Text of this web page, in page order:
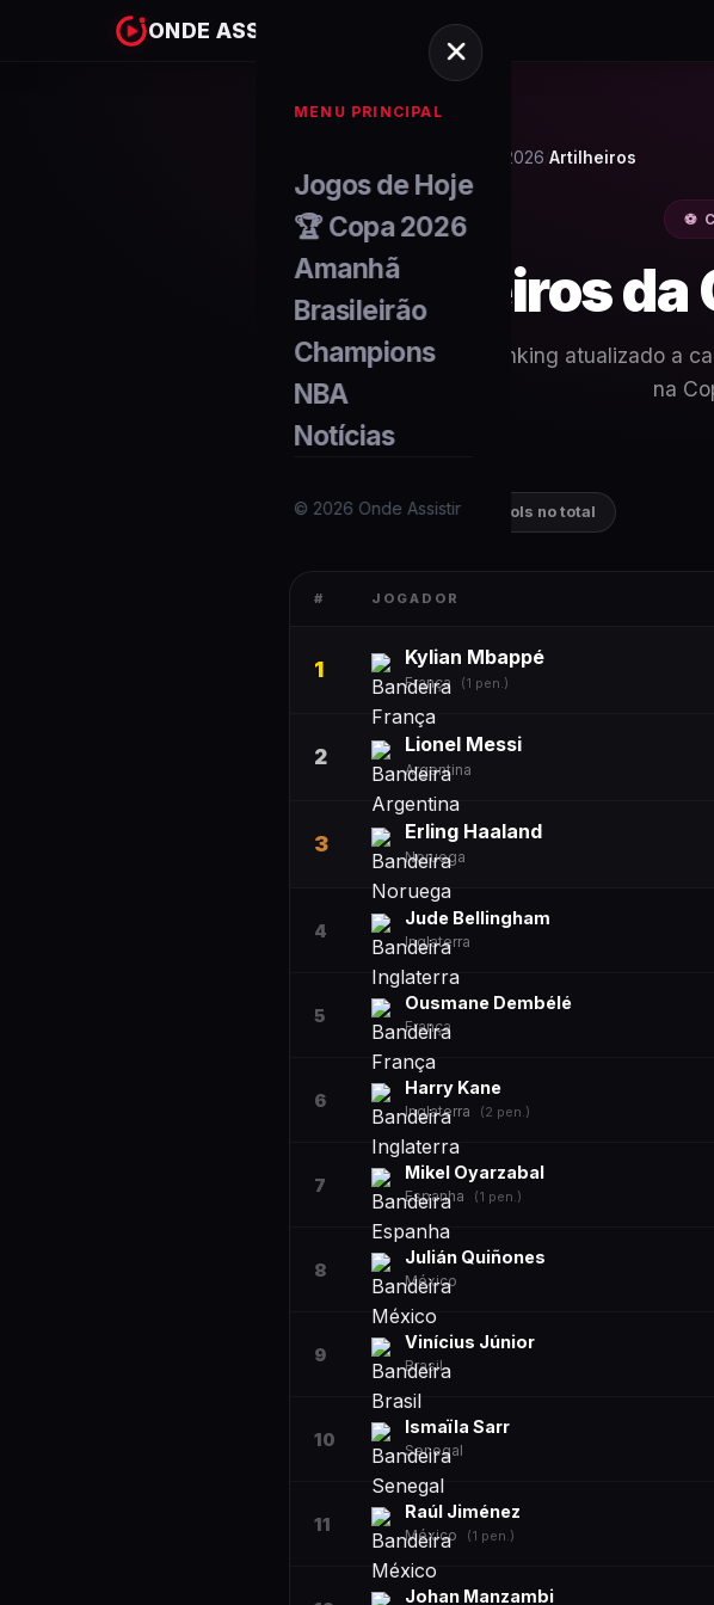
ONDE ASSISTIR
MENU PRINCIPAL
Jogos de Hoje
🏆 Copa 2026
Amanhã
Brasileirão
Champions
NBA
Notícias
© 2026 Onde Assistir
Copa do Mundo 2026 Artilheiros
⚽
Artilheiros da
Ranking atualizado a
na
178artilheiros gols no total
# JOGADOR
1 Kylian Mbappé
França (1 pen.)
2 Lionel Messi
Argentina
3 Erling Haaland
Noruega
4
Jude Bellingham
Inglaterra
5
Ousmane Dembélé
França
6
Harry Kane
Inglaterra (2 pen.)
7
Mikel Oyarzabal
Espanha (1 pen.)
8
Julián Quiñones
México
9
Vinícius Júnior
Brasil
10
Ismaïla Sarr
Senegal
11
Raúl Jiménez
México (1 pen.)
Johan Manzambi